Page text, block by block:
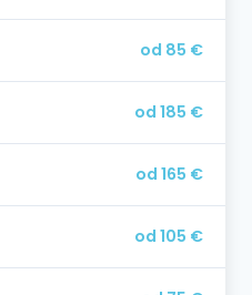
od 85 €
od 185 €
od 165 €
od 105 €